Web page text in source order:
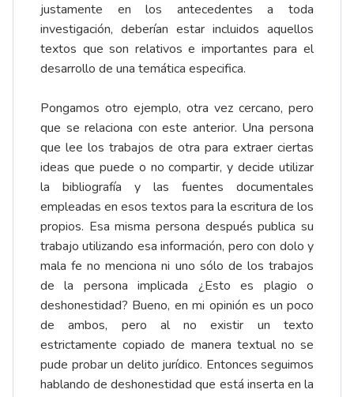
justamente en los antecedentes a toda
investigación, deberían estar incluidos aquellos
textos que son relativos e importantes para el
desarrollo de una temática especifica.
Pongamos otro ejemplo, otra vez cercano, pero
que se relaciona con este anterior. Una persona
que lee los trabajos de otra para extraer ciertas
ideas que puede o no compartir, y decide utilizar
la bibliografía y las fuentes documentales
empleadas en esos textos para la escritura de los
propios. Esa misma persona después publica su
trabajo utilizando esa información, pero con dolo y
mala fe no menciona ni uno sólo de los trabajos
de la persona implicada ¿Esto es plagio o
deshonestidad? Bueno, en mi opinión es un poco
de ambos, pero al no existir un texto
estrictamente copiado de manera textual no se
pude probar un delito jurídico. Entonces seguimos
hablando de deshonestidad que está inserta en la